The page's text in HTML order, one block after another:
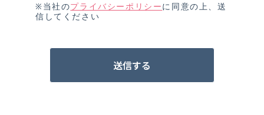
※当社のプライバシーポリシーに同意の上、送
信してください
送信する